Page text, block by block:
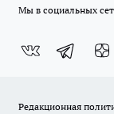
Мы в социальных
Редакционная